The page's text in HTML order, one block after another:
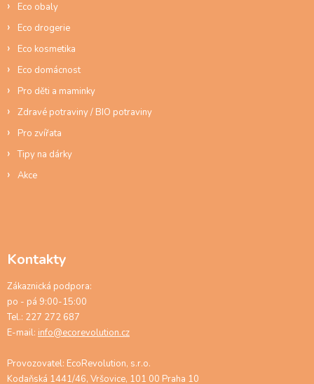
Eco obaly
Eco drogerie
Eco kosmetika
Eco domácnost
Pro děti a maminky
Zdravé potraviny / BIO potraviny
Pro zvířata
Tipy na dárky
Akce
Kontakty
Zákaznická podpora:
po - pá 9:00-15:00
Tel.: 227 272 687
E-mail: info@ecorevolution.cz
Provozovatel: EcoRevolution, s.r.o.
Kodaňská 1441/46, Vršovice, 101 00 Praha 10